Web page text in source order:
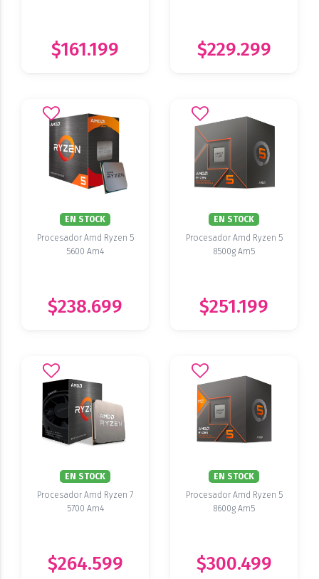
$161.199 $229.299
EN STOCK
Procesador Amd Ryzen 5
5600 Am4
$238.699
EN STOCK
Procesador Amd Ryzen 5
8500g Am5
$251.199
EN STOCK
Procesador Amd Ryzen 7
5700 Am4
$264.599
EN STOCK
Procesador Amd Ryzen 5
8600g Am5
$300.499